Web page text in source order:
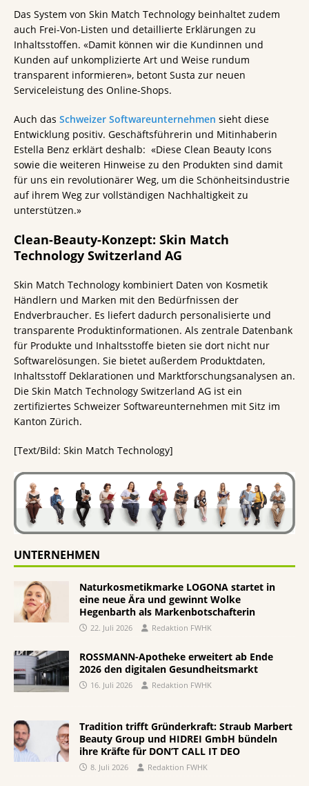
Das System von Skin Match Technology beinhaltet zudem
auch Frei-Von-Listen und detaillierte Erklärungen zu
Inhaltsstoffen. «Damit können wir die Kundinnen und
Kunden auf unkomplizierte Art und Weise rundum
transparent informieren», betont Susta zur neuen
Serviceleistung des Online-Shops.
Auch das Schweizer Softwareunternehmen sieht diese
Entwicklung positiv. Geschäftsführerin und Mitinhaberin
Estella Benz erklärt deshalb: «Diese Clean Beauty Icons
sowie die weiteren Hinweise zu den Produkten sind damit
für uns ein revolutionärer Weg, um die Schönheitsindustrie
auf ihrem Weg zur vollständigen Nachhaltigkeit zu
unterstützen.»
Clean-Beauty-Konzept: Skin Match
Technology Switzerland AG
Skin Match Technology kombiniert Daten von Kosmetik
Händlern und Marken mit den Bedürfnissen der
Endverbraucher. Es liefert dadurch personalisierte und
transparente Produktinformationen. Als zentrale Datenbank
für Produkte und Inhaltsstoffe bieten sie dort nicht nur
Softwarelösungen. Sie bietet außerdem Produktdaten,
Inhaltsstoff Deklarationen und Marktforschungsanalysen an.
Die Skin Match Technology Switzerland AG ist ein
zertifiziertes Schweizer Softwareunternehmen mit Sitz im
Kanton Zürich.
[Text/Bild: Skin Match Technology]
UNTERNEHMEN
Naturkosmetikmarke LOGONA startet in
eine neue Ära und gewinnt Wolke
Hegenbarth als Markenbotschafterin
22. Juli 2026 Redaktion FWHK
ROSSMANN-Apotheke erweitert ab Ende
2026 den digitalen Gesundheitsmarkt
16. Juli 2026 Redaktion FWHK
Tradition trifft Gründerkraft: Straub Marbert
Beauty Group und HIDREI GmbH bündeln
ihre Kräfte für DON’T CALL IT DEO
8. Juli 2026 Redaktion FWHK